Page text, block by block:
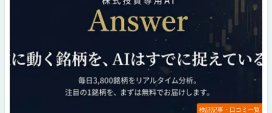
検証記事・口コミ一覧